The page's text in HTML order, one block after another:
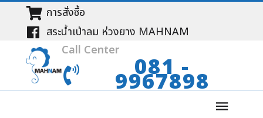
การสั่งซื้อ
สระน้ำเป่าลม ห่วงยาง MAHNAM
Call Center
081 -
9967898